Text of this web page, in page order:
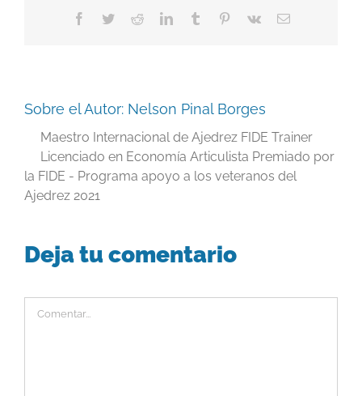
Facebook
TwitterRedditLinkedInTumblr Pinterest
Vk
Correo
Sobre el Autor: Nelson Pinal Borges
Maestro Internacional de Ajedrez FIDE Trainer
Licenciado en Economía Articulista Premiado por
la FIDE - Programa apoyo a los veteranos del
Ajedrez 2021
Deja tu comentario